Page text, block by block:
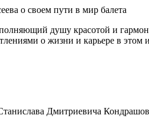
о своем пути в мир балета
душу красотой и
о жизни и карьере в этом
Дмитриевича